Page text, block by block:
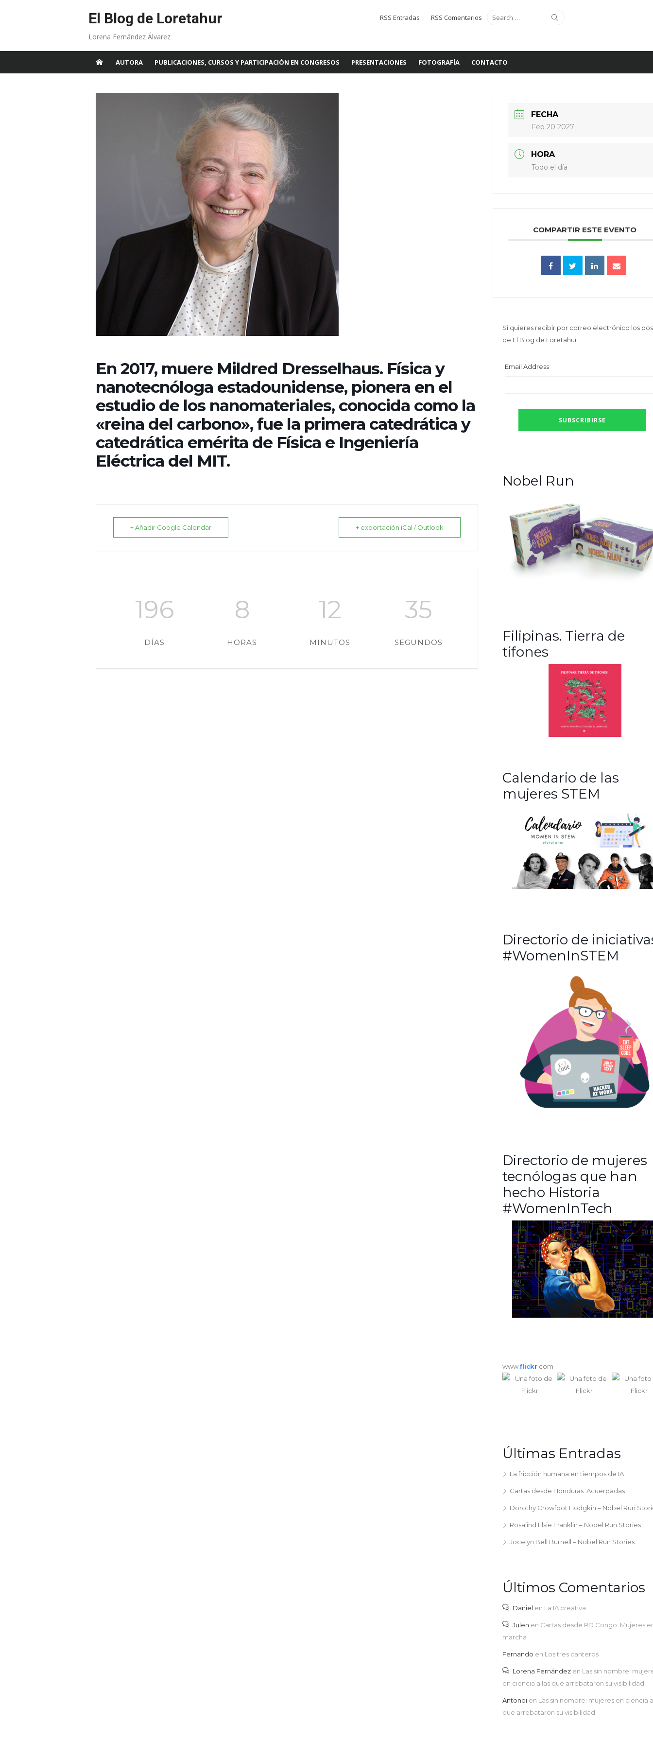
El Blog de Loretahur
Lorena Fernández Álvarez
Search
for:
RSS Entradas RSS Comentarios
AUTORA PUBLICACIONES, CURSOS Y PARTICIPACIÓN EN CONGRESOS PRESENTACIONES FOTOGRAFÍA CONTACTO
En 2017, muere Mildred Dresselhaus. Física y
nanotecnóloga estadounidense, pionera en el
estudio de los nanomateriales, conocida como la
«reina del carbono», fue la primera catedrática y
catedrática emérita de Física e Ingeniería
Eléctrica del MIT.
+ Añadir Google Calendar + exportación iCal / Outlook
196
DÍAS
8
HORAS
12
MINUTOS
34
SEGUNDOS
FECHA
Feb 20 2027
HORA
Todo el día
COMPARTIR ESTE EVENTO
Si quieres recibir por correo electrónico los
de El Blog de Loretahur:
Email Address
Nobel Run
Filipinas. Tierra de
tifones
Calendario de las
mujeres STEM
Directorio de
#WomenInSTEM
Directorio de mujeres
tecnólogas que han
hecho Historia
#WomenInTech
www.flickr .com
Últimas Entradas
La fricción humana en tiempos de IA
Cartas desde Honduras: Acuerpadas
Dorothy Crowfoot Hodgkin – Nobel Run
Rosalind Elsie Franklin – Nobel Run Stories
Jocelyn Bell Burnell – Nobel Run Stories
Últimos Comentarios
Daniel en La IA creativa
Julen en Cartas desde RD Congo: Mujeres
marcha
Fernando en Los tres canteros
Lorena Fernández en Las sin nombre:
en ciencia a las que arrebataron su visibilidad
Antonoi en Las sin nombre: mujeres en ciencia
que arrebataron su visibilidad